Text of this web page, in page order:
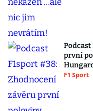
Podcast
první
F1 Sport